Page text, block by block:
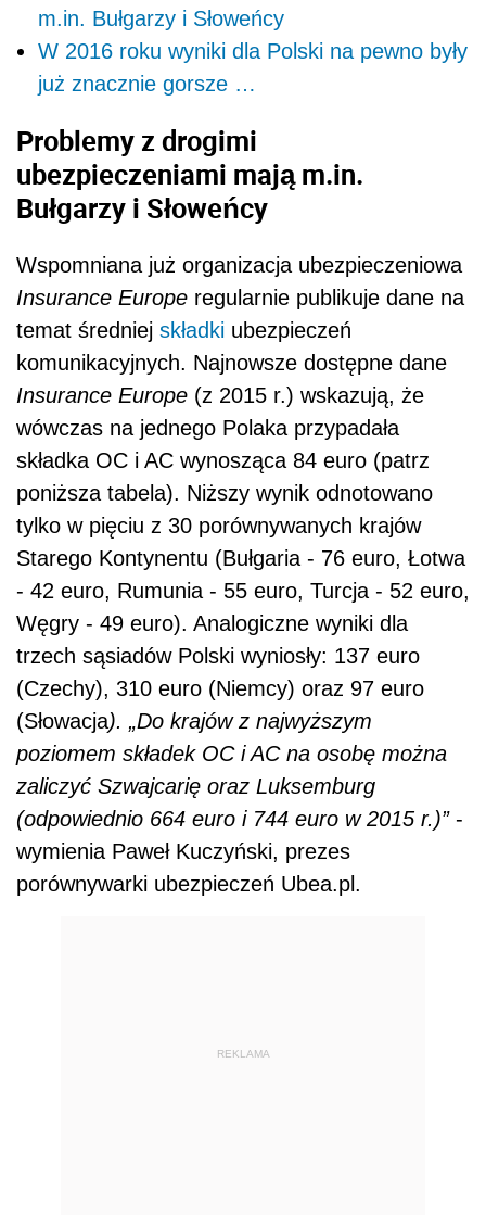
m.in. Bułgarzy i Słoweńcy
W 2016 roku wyniki dla Polski na pewno były
już znacznie gorsze …
Problemy z drogimi
ubezpieczeniami mają m.in.
Bułgarzy i Słoweńcy
Wspomniana już organizacja ubezpieczeniowa
Insurance Europe regularnie publikuje dane na
temat średniej składki ubezpieczeń
komunikacyjnych. Najnowsze dostępne dane
Insurance Europe (z 2015 r.) wskazują, że
wówczas na jednego Polaka przypadała
składka OC i AC wynosząca 84 euro (patrz
poniższa tabela). Niższy wynik odnotowano
tylko w pięciu z 30 porównywanych krajów
Starego Kontynentu (Bułgaria - 76 euro, Łotwa
- 42 euro, Rumunia - 55 euro, Turcja - 52 euro,
Węgry - 49 euro). Analogiczne wyniki dla
trzech sąsiadów Polski wyniosły: 137 euro
(Czechy), 310 euro (Niemcy) oraz 97 euro
(Słowacja). „Do krajów z najwyższym
poziomem składek OC i AC na osobę można
zaliczyć Szwajcarię oraz Luksemburg
(odpowiednio 664 euro i 744 euro w 2015 r.)”-
wymienia Paweł Kuczyński, prezes
porównywarki ubezpieczeń Ubea.pl.
REKLAMA